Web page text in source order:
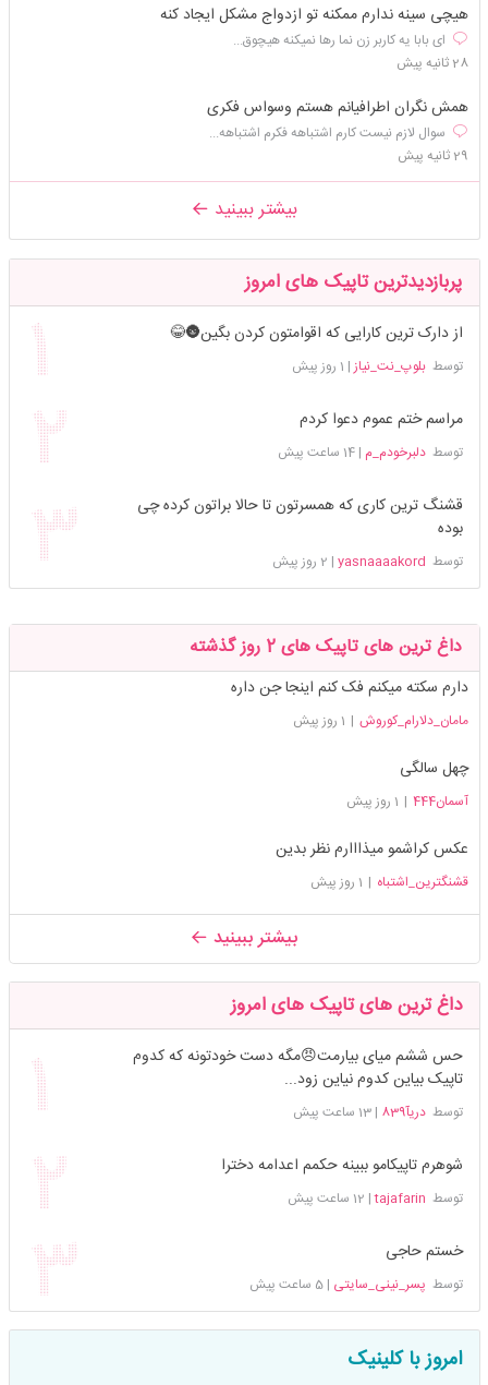
هیچی سینه ندارم ممکنه تو ازدواج مشکل ایجاد کنه
ای بابا یه کاربر زن نما رها نمیکنه هیچوق...
28 ثانیه پیش
همش نگران اطرافیانم هستم وسواس فکری
سوال لازم نیست کارم اشتباهه فکرم اشتباهه...
29 ثانیه پیش
بیشتر ببینید
پربازدیدترین تاپیک های امروز
از دارک ترین کارایی که اقوامتون کردن بگین🌚😂
توسطبلوپ_نت_نیاز | 1 روز پیش
مراسم ختم عموم دعوا کردم
توسطدلبرخودم_م |14 ساعت پیش
قشنگ ترین کاری که همسرتون تا حالا براتون کرده چی
بوده
توسط yasnaaaakord
| 2 روز پیش
داغ ترین های تاپیک های 2 روز گذشته
دارم سکته میکنم فک کنم اینجا جن داره
مامان_دلارام_کوروش | 1 روز پیش
چهل سالگی
آسمان444 | 1 روز پیش
عکس کراشمو میذااارم نظر بدین
قشنگترین_اشتباه | 1 روز پیش
بیشتر ببینید
داغ ترین های تاپیک های امروز
حس ششم میای بیارمت😠مگه دست خودتونه که کدوم
تاپیک بیاین کدوم نیاین زود...
توسطدریآ839 |13 ساعت پیش
شوهرم تاپیکامو ببینه حکمم اعدامه دخترا
توسط tajafarin
| 12 ساعت پیش
خستم حاجی
توسط پسر_نینی_سایتی |5 ساعت پیش
امروز با کلینیک